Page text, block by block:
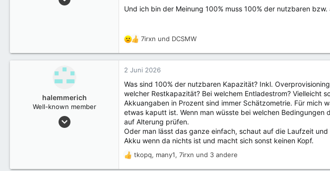
:Und ich bin der Meinung 100% muss 100% der nutzbaren
R
a
k
i
o
n
e
n
:
7irxn und DCSMW
halemmerich
Well-known member
4 Oktober 2024
2 Juni 2026
Was sind 100% der nutzbaren Kapazität? Inkl.
welcher Restkapazität? Bei welchem Entladestrom? Vielleicht
Akkuangaben in Prozent sind immer Schätzometrie. Für mich
etwas kaputt ist. Wenn man wüsste bei welchen
auf Alterung prüfen.
Oder man lässt das ganze einfach, schaut auf die Laufzeit
Akku wenn da nichts ist und macht sich sonst keinen Kopf.
R
tkopq, many1, 7irxn und 3 andere